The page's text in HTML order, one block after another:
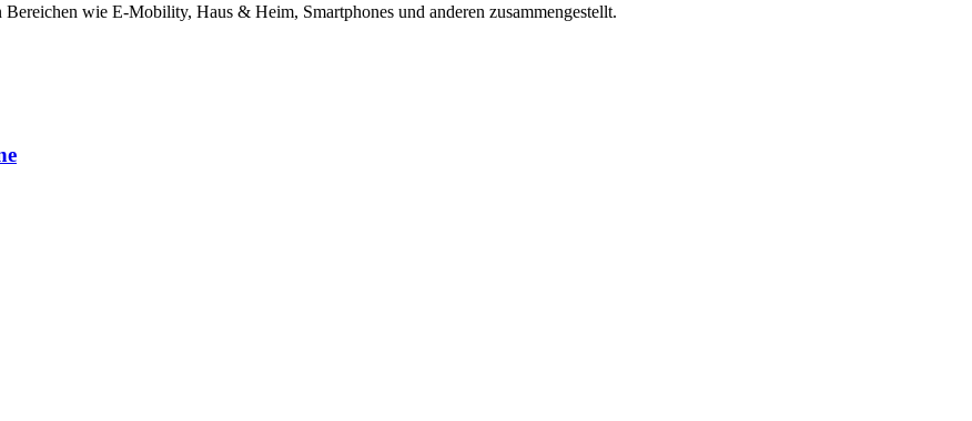
wie E-Mobility, Haus & Heim, Smartphones und anderen zusammengestellt.